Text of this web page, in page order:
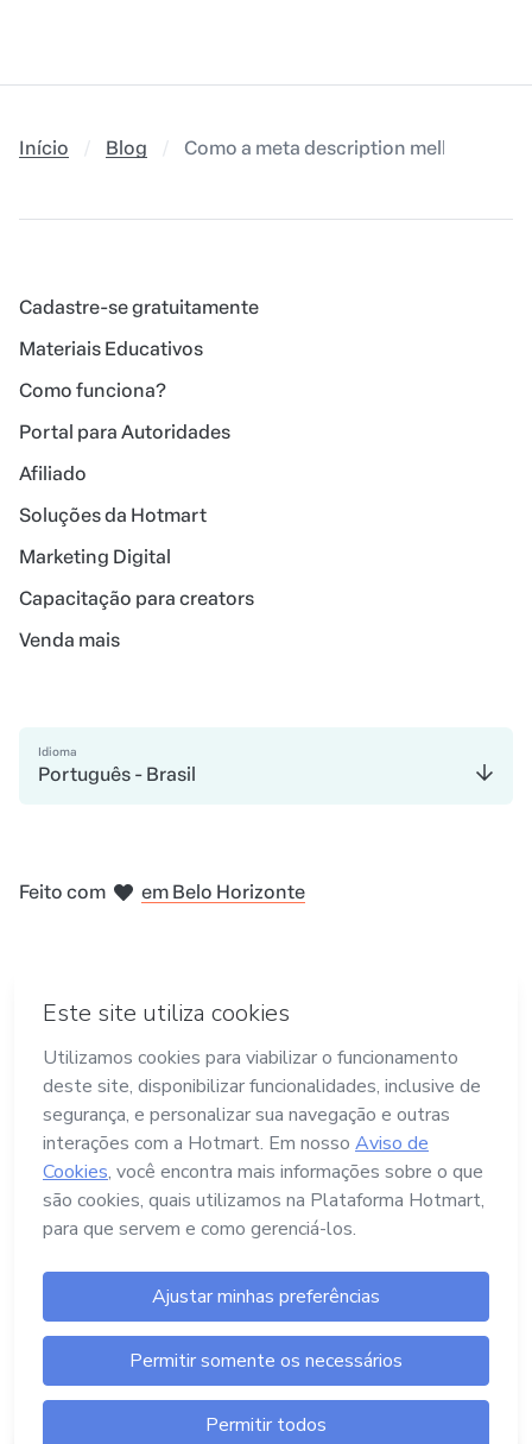
Início Blog Como a meta description melhora os
Cadastre-se gratuitamente
Materiais Educativos
Como funciona?
Portal para Autoridades
Afiliado
Soluções da Hotmart
Marketing Digital
Capacitação para creators
Venda mais
Idioma
Português - Brasil
Feito com em Belo Horizonte
Termos e Políticas
Hotmart — 2011- 2026 © Todos os direitos
reservados
Ltda.
CNPJ nº. 13.427.325/0001-05
Endereço: Avenida Assis Chateaubriand, nº
499, Bairro Floresta, Belo Horizonte -MG, CEP
nº 30.150-101
Central de Ajuda